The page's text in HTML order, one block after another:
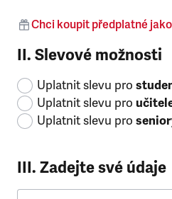
Chci koupit předplatné
II. Slevové možnosti
Uplatnit slevu pro
Uplatnit slevu pro
Uplatnit slevu pro
III. Zadejte své údaje